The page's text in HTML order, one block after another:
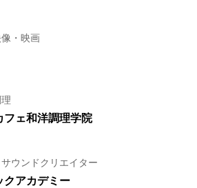
・映画
フェ和洋調理学院
ウンドクリエイター
クアカデミー